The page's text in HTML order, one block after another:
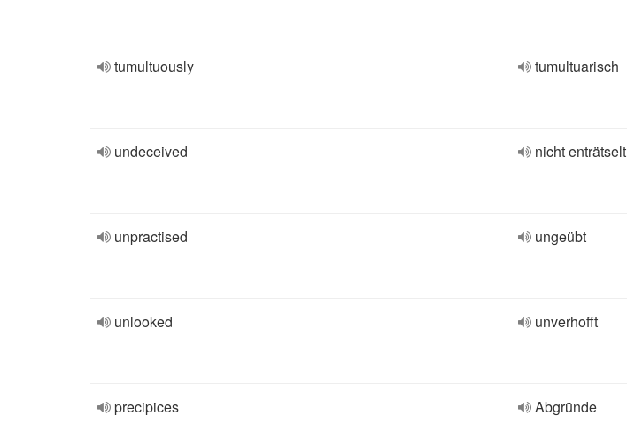
tumultuously tumultuarisch
undeceived nicht enträtselt
unpractised ungeübt
unlooked unverhofft
precipices Abgründe